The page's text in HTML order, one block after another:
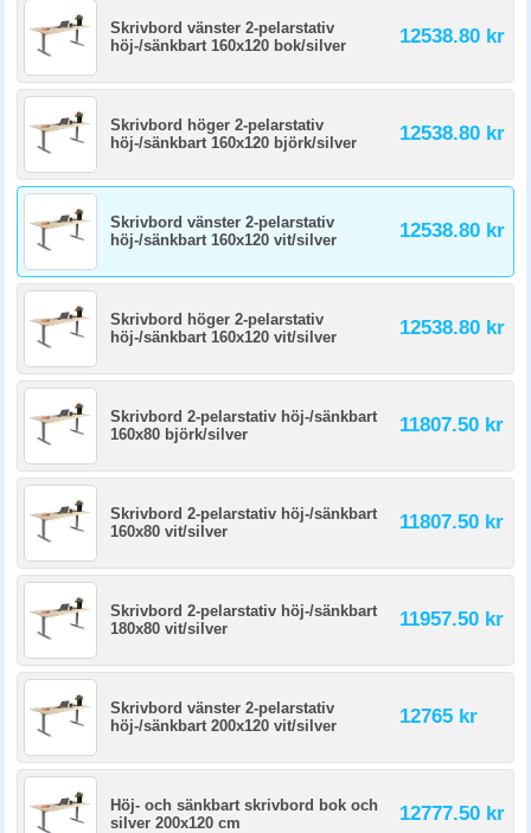
Skrivbord vänster 2-pelarstativ
höj-/sänkbart 160x120 bok/silver
12538.80 kr
Skrivbord höger 2-pelarstativ
höj-/sänkbart 160x120 björk/silver
12538.80 kr
Skrivbord vänster 2-pelarstativ
höj-/sänkbart 160x120 vit/silver
12538.80 kr
Skrivbord höger 2-pelarstativ
höj-/sänkbart 160x120 vit/silver
12538.80 kr
Skrivbord 2-pelarstativ höj-/sänkbart
160x80 björk/silver
11807.50 kr
Skrivbord 2-pelarstativ höj-/sänkbart
160x80 vit/silver
11807.50 kr
Skrivbord 2-pelarstativ höj-/sänkbart
180x80 vit/silver
11957.50 kr
Skrivbord vänster 2-pelarstativ
höj-/sänkbart 200x120 vit/silver
12765 kr
Höj- och sänkbart skrivbord bok och
silver 200x120 cm
12777.50 kr